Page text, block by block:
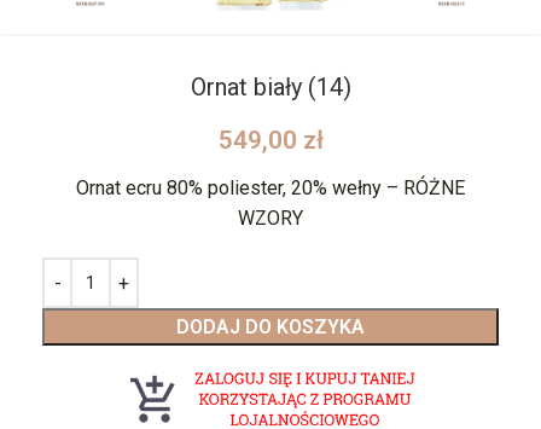
Ornat biały (14)
549,00 zł
Ornat ecru 80% poliester, 20% wełny – RÓŻNE
WZORY
DODAJ DO KOSZYKA